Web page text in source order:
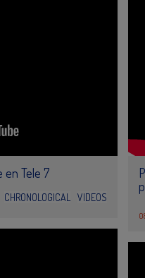
en Tele 7
CHRONOLOGICAL VIDEOS